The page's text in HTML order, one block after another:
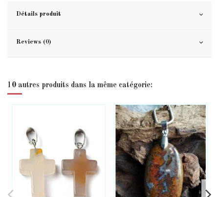
Détails produit
Reviews (0)
10 autres produits dans la même catégorie: